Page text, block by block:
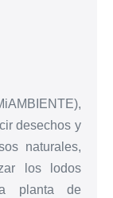
desechos y
naturales,
los lodos
planta de